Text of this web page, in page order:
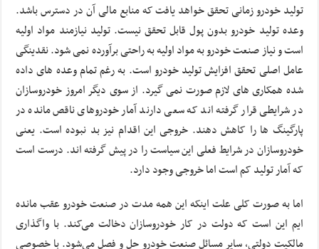
تولید خودرو زمانی تحقق خواهد یافت که منابع مالی آن در دسترس باشد.
وعده تولید خودرو بدون پول قابل تحقق نیست. تولید نیازمند مواد اولیه
است و نیاز صنعت خودرو به مواد اولیه به راحتی برآورده نمی شود. نقدینگی
عامل اصلی تحقق افزایش تولید خودرو است. به رغم تمام وعده های داده
شده همکاری های لازم صورت نمی گیرد. از سوی دیگر امروز خودروسازان
در شرایطی قرار گرفته اند که سعی دارند آمار خودروهای ناقص مانده در
پارگینگ ها را کاهش دهند. خروجی این اقدام نیز بد نبوده است. یعنی
خودروسازان در شرایط فعلی این سیاست را در پیش گرفته اند. درست است
که آمار تولید کم است اما خروجی وجود دارد.
اما به صورت کلی علت اینکه این همه مدت در صنعت خودرو عقب مانده
ایم این است که دولت در کار خودروسازان دخالت می‌کند. با واگذاری
مالکیت دولتی، سایر مسائل صنعت خودرو حل و فصل می‌شود. با خصوصی